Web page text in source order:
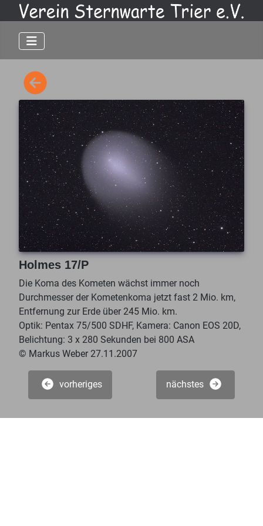
Holmes 17/P
Die Koma des Kometen wächst immer noch
Durchmesser der Kometenkoma jetzt fast 2 Mio. km,
Entfernung zur Erde über 245 Mio. km.
Optik: Pentax 75/500 SDHF, Kamera: Canon EOS 20D,
Belichtung: 3 x 280 Sekunden bei 800 ASA
© Markus Weber 27.11.2007
vorheriges nächstes